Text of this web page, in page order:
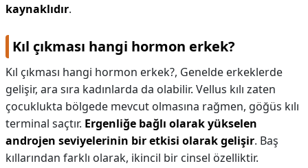
kaynaklıdır.
Kıl çıkması hangi hormon erkek?
Kıl çıkması hangi hormon erkek?, Genelde erkeklerde
gelişir, ara sıra kadınlarda da olabilir. Vellus kılı zaten
çocuklukta bölgede mevcut olmasına rağmen, göğüs kılı
terminal saçtır. Ergenliğe bağlı olarak yükselen
androjen seviyelerinin bir etkisi olarak gelişir. Baş
kıllarından farklı olarak, ikincil bir cinsel özelliktir.